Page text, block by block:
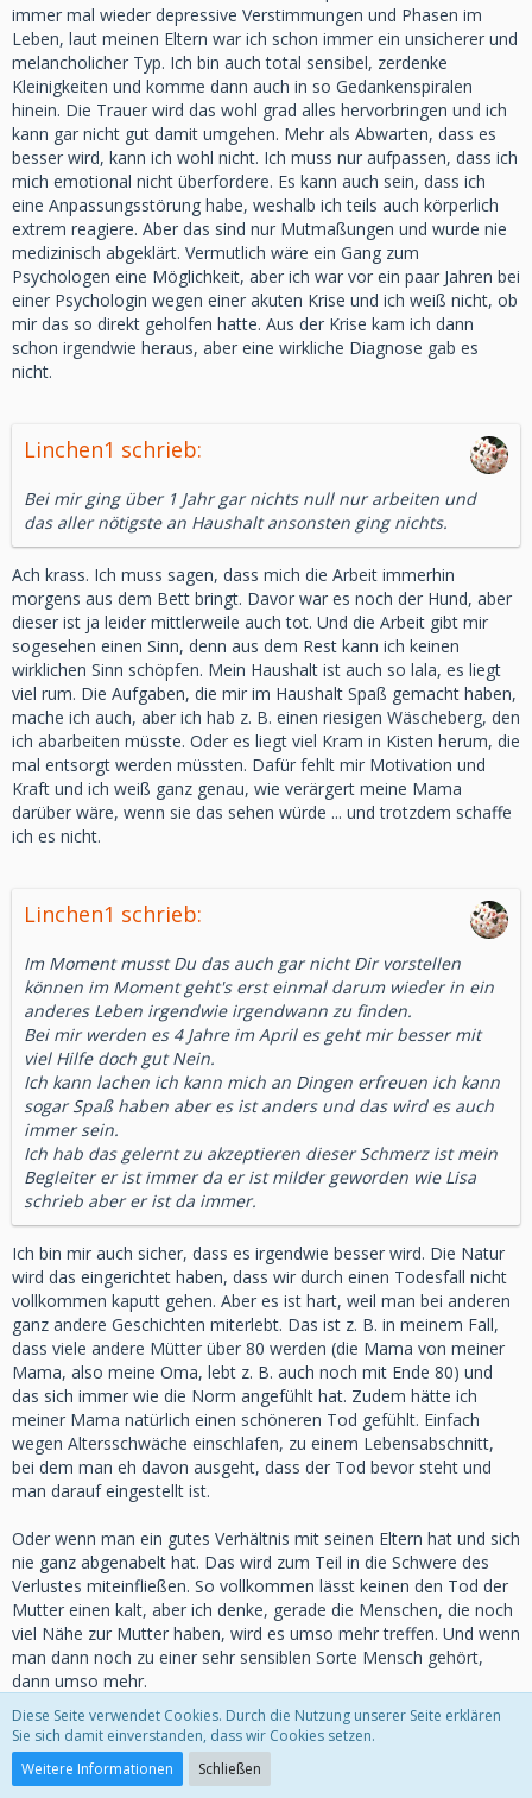
immer mal wieder depressive Verstimmungen und Phasen im
Leben, laut meinen Eltern war ich schon immer ein unsicherer und
melancholicher Typ. Ich bin auch total sensibel, zerdenke
Kleinigkeiten und komme dann auch in so Gedankenspiralen
hinein. Die Trauer wird das wohl grad alles hervorbringen und ich
kann gar nicht gut damit umgehen. Mehr als Abwarten, dass es
besser wird, kann ich wohl nicht. Ich muss nur aufpassen, dass ich
mich emotional nicht überfordere. Es kann auch sein, dass ich
eine Anpassungsstörung habe, weshalb ich teils auch körperlich
extrem reagiere. Aber das sind nur Mutmaßungen und wurde nie
medizinisch abgeklärt. Vermutlich wäre ein Gang zum
Psychologen eine Möglichkeit, aber ich war vor ein paar Jahren bei
einer Psychologin wegen einer akuten Krise und ich weiß nicht, ob
mir das so direkt geholfen hatte. Aus der Krise kam ich dann
schon irgendwie heraus, aber eine wirkliche Diagnose gab es
nicht.
Linchen1 schrieb:
Bei mir ging über 1 Jahr gar nichts null nur arbeiten und
das aller nötigste an Haushalt ansonsten ging nichts.
Ach krass. Ich muss sagen, dass mich die Arbeit immerhin
morgens aus dem Bett bringt. Davor war es noch der Hund, aber
dieser ist ja leider mittlerweile auch tot. Und die Arbeit gibt mir
sogesehen einen Sinn, denn aus dem Rest kann ich keinen
wirklichen Sinn schöpfen. Mein Haushalt ist auch so lala, es liegt
viel rum. Die Aufgaben, die mir im Haushalt Spaß gemacht haben,
mache ich auch, aber ich hab z. B. einen riesigen Wäscheberg, den
ich abarbeiten müsste. Oder es liegt viel Kram in Kisten herum, die
mal entsorgt werden müssten. Dafür fehlt mir Motivation und
Kraft und ich weiß ganz genau, wie verärgert meine Mama
darüber wäre, wenn sie das sehen würde ... und trotzdem schaffe
ich es nicht.
Linchen1 schrieb:
Im Moment musst Du das auch gar nicht Dir vorstellen
können im Moment geht's erst einmal darum wieder in ein
anderes Leben irgendwie irgendwann zu finden.
Bei mir werden es 4 Jahre im April es geht mir besser mit
viel Hilfe doch gut Nein.
Ich kann lachen ich kann mich an Dingen erfreuen ich kann
sogar Spaß haben aber es ist anders und das wird es auch
immer sein.
Ich hab das gelernt zu akzeptieren dieser Schmerz ist mein
Begleiter er ist immer da er ist milder geworden wie Lisa
schrieb aber er ist da immer.
Ich bin mir auch sicher, dass es irgendwie besser wird. Die Natur
wird das eingerichtet haben, dass wir durch einen Todesfall nicht
vollkommen kaputt gehen. Aber es ist hart, weil man bei anderen
ganz andere Geschichten miterlebt. Das ist z. B. in meinem Fall,
dass viele andere Mütter über 80 werden (die Mama von meiner
Mama, also meine Oma, lebt z. B. auch noch mit Ende 80) und
das sich immer wie die Norm angefühlt hat. Zudem hätte ich
meiner Mama natürlich einen schöneren Tod gefühlt. Einfach
wegen Altersschwäche einschlafen, zu einem Lebensabschnitt,
bei dem man eh davon ausgeht, dass der Tod bevor steht und
man darauf eingestellt ist.
Oder wenn man ein gutes Verhältnis mit seinen Eltern hat und sich
nie ganz abgenabelt hat. Das wird zum Teil in die Schwere des
Verlustes miteinfließen. So vollkommen lässt keinen den Tod der
Mutter einen kalt, aber ich denke, gerade die Menschen, die noch
viel Nähe zur Mutter haben, wird es umso mehr treffen. Und wenn
man dann noch zu einer sehr sensiblen Sorte Mensch gehört,
dann umso mehr.
Linchen1 schrieb:
Diese Seite verwendet Cookies. Durch die Nutzung unserer Seite erklären
Sie sich damit einverstanden, dass wir Cookies setzen.
Weitere Informationen
Schließen